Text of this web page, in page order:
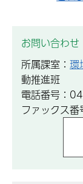
お問い合わせ
所属課室： 環
動推進班
電話番号：
ファックス